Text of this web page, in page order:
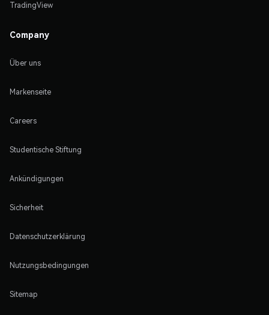
TradingView
Company
Über uns
Markenseite
Careers
Studentische Stiftung
Ankündigungen
Sicherheit
Datenschutzerklärung
Nutzungsbedingungen
Sitemap